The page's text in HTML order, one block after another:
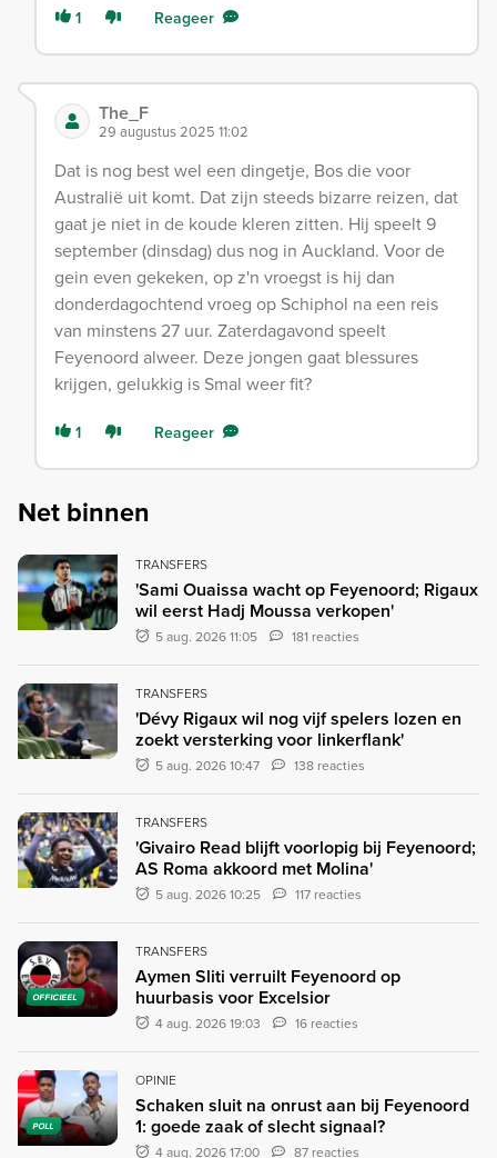
1 Reageer
The_F
29 augustus 2025 11:02
Dat is nog best wel een dingetje, Bos die voor
Australië uit komt. Dat zijn steeds bizarre reizen, dat
gaat je niet in de koude kleren zitten. Hij speelt 9
september (dinsdag) dus nog in Auckland. Voor de
gein even gekeken, op z'n vroegst is hij dan
donderdagochtend vroeg op Schiphol na een reis
van minstens 27 uur. Zaterdagavond speelt
Feyenoord alweer. Deze jongen gaat blessures
krijgen, gelukkig is Smal weer fit?
1 Reageer
Net binnen
TRANSFERS
'Sami Ouaissa wacht op Feyenoord; Rigaux
wil eerst Hadj Moussa verkopen'
5 aug. 2026 11:05 181 reacties
TRANSFERS
'Dévy Rigaux wil nog vijf spelers lozen en
zoekt versterking voor linkerflank'
5 aug. 2026 10:47 138 reacties
TRANSFERS
'Givairo Read blijft voorlopig bij Feyenoord;
AS Roma akkoord met Molina'
5 aug. 2026 10:25 117 reacties
OFFICIEEL
TRANSFERS
Aymen Sliti verruilt Feyenoord op
huurbasis voor Excelsior
4 aug. 2026 19:03 16 reacties
POLL
OPINIE
Schaken sluit na onrust aan bij Feyenoord
1: goede zaak of slecht signaal?
4 aug. 2026 17:00 87 reacties